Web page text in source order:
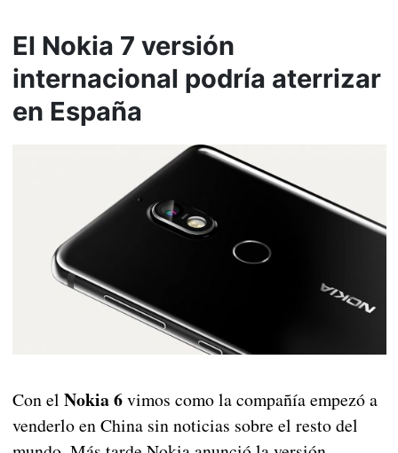
El Nokia 7 versión
internacional podría aterrizar
en España
Con el Nokia 6vimos como la compañía empezó a
venderlo en China sin noticias sobre el resto del